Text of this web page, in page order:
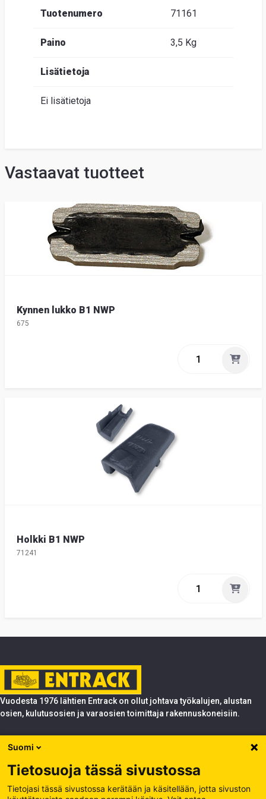
Tuotenumero 71161
Paino 3,5 Kg
Lisätietoja
Ei lisätietoja
Vastaavat tuotteet
Kynnen lukko B1 NWP
675
Holkki B1 NWP
71241
Vuodesta 1976 lähtien Entrack on ollut johtava työkalujen, alustan
osien, kulutusosien ja varaosien toimittaja rakennuskoneisiin.
Tuotteet
Entrack
Käsittele evästeitä
Suomi
Tietosuoja tässä sivustossa
Tietojasi tässä sivustossa kerätään ja käsitellään, jotta sivuston